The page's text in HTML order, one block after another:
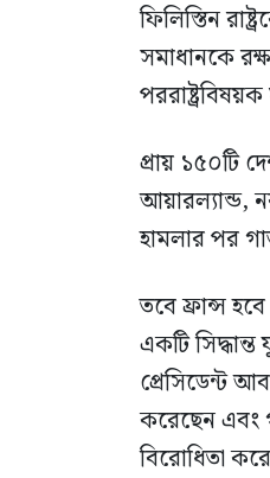
ফিলিস্তিন
সমাধানকে
প্রায় ১৫০টি
আয়ারল্যান্ড,
হামলার পর
তবে ফ্রান্স
একটি
প্রেসিডেন্ট
করেছেন এবং
বিরোধিতা